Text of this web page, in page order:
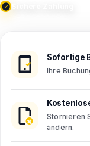
Sofortige
Ihre
Stornieren
ändern.